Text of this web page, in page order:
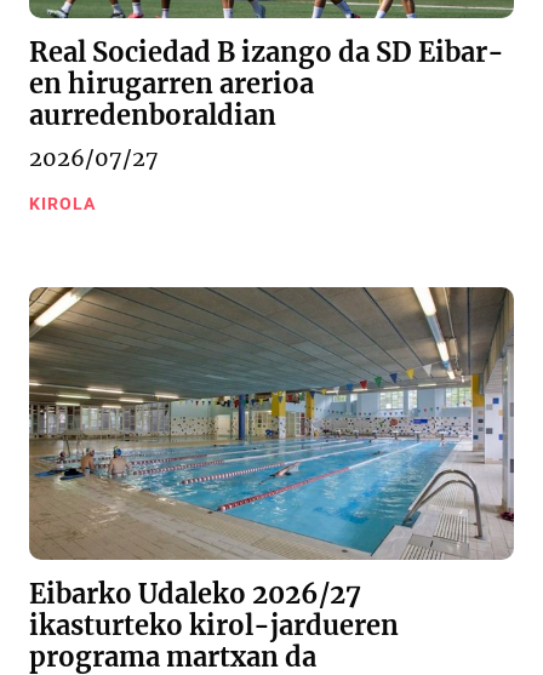
Real Sociedad B izango da SD Eibar-
en hirugarren arerioa
aurredenboraldian
2026/07/27
KIROLA
Eibarko Udaleko 2026/27
ikasturteko kirol-jardueren
programa martxan da